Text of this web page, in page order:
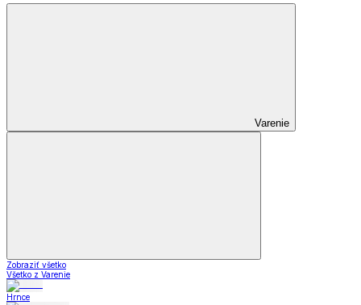
Varenie
Zobraziť všetko
Všetko z Varenie
Hrnce